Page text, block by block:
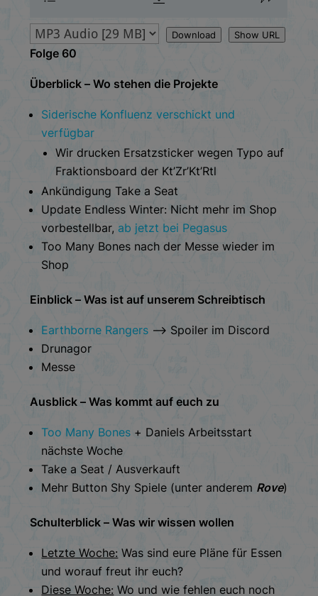
Download Show URL
Folge 60
Überblick – Wo stehen die Projekte
Siderische Konfluenz verschickt und
verfügbar
Wir drucken Ersatzsticker wegen Typo auf
Fraktionsboard der Kt’Zr’Kt’Rtl
Ankündigung Take a Seat
Update Endless Winter: Nicht mehr im Shop
vorbestellbar, ab jetzt bei Pegasus
Too Many Bones nach der Messe wieder im
Shop
Einblick – Was ist auf unserem Schreibtisch
Earthborne Rangers –> Spoiler im Discord
Drunagor
Messe
Ausblick – Was kommt auf euch zu
Too Many Bones + Daniels Arbeitsstart
nächste Woche
Take a Seat / Ausverkauft
Mehr Button Shy Spiele (unter anderem Rove)
Schulterblick – Was wir wissen wollen
Letzte Woche: Was sind eure Pläne für Essen
und worauf freut ihr euch?
Diese Woche: Wo und wie fehlen euch noch